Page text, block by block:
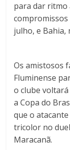
para dar ritmo
compromissos
julho, e Bahia,
Os amistosos
Fluminense
o clube
a Copa do
que o
tricolor no
Maracanã.